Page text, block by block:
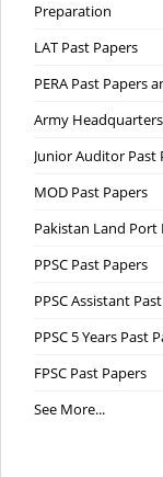
Preparation
LAT Past Papers
PERA Past Papers
Army
Junior Auditor Past
MOD Past Papers
Pakistan Land Port
PPSC Past Papers
PPSC Assistant
PPSC 5 Years Past
FPSC Past Papers
See More...